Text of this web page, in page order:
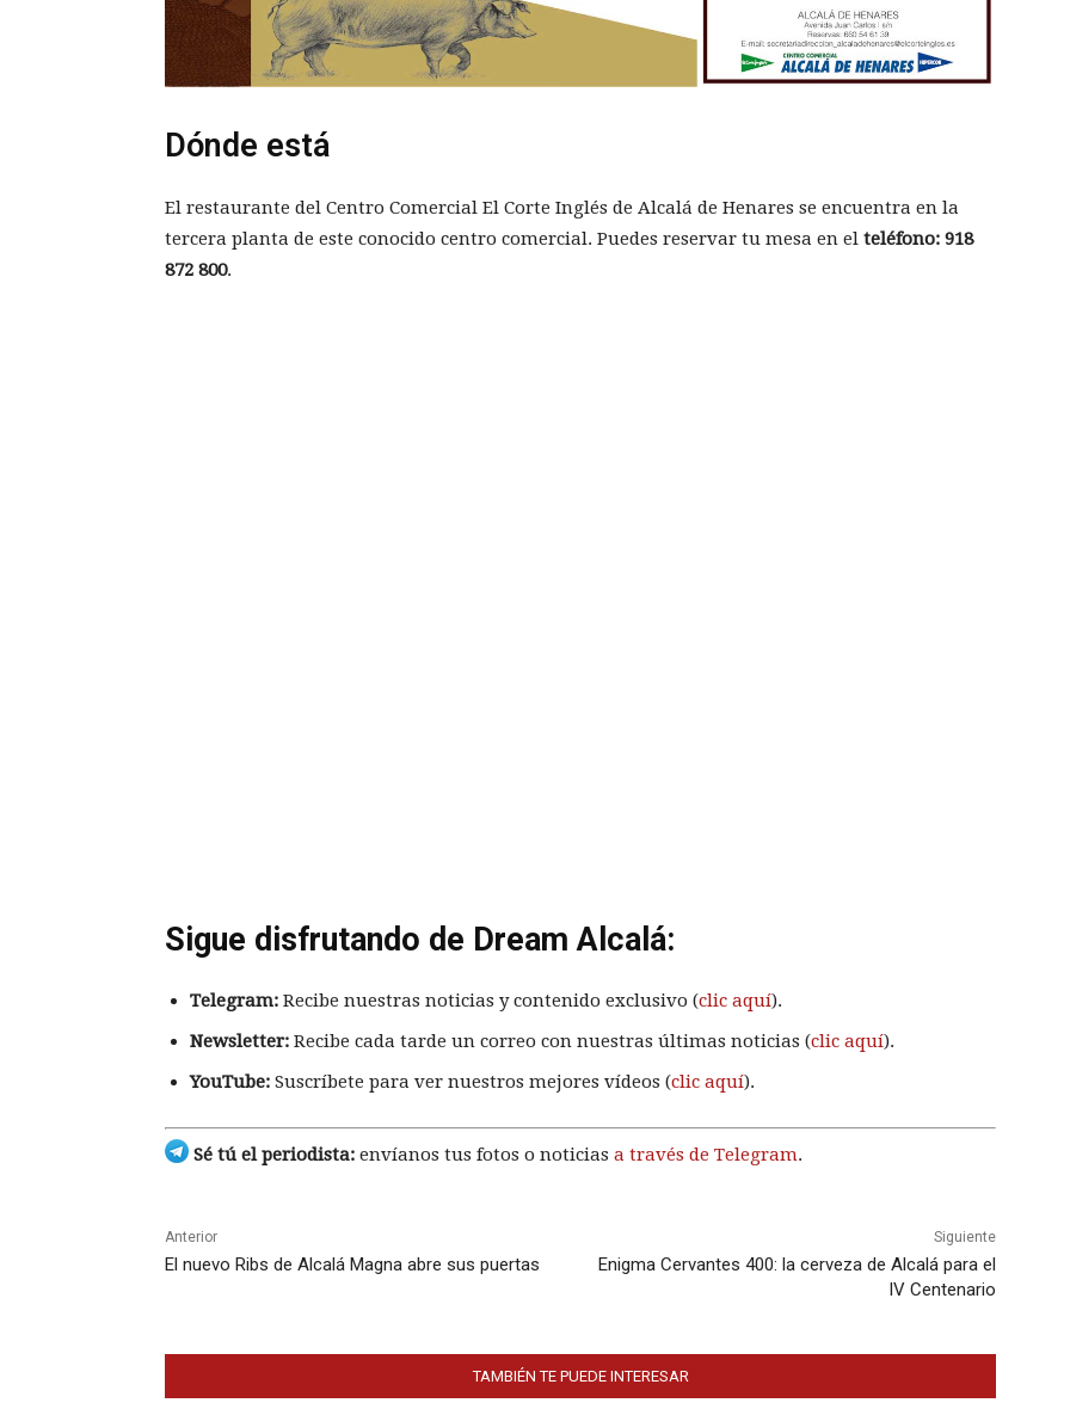
Dónde está
El restaurante del Centro Comercial El Corte Inglés de Alcalá de Henares se encuentra en la
tercera planta de este conocido centro comercial. Puedes reservar tu mesa en el teléfono: 918
872 800.
Sigue disfrutando de Dream Alcalá:
Telegram: Recibe nuestras noticias y contenido exclusivo (clic aquí).
Newsletter: Recibe cada tarde un correo con nuestras últimas noticias (clic aquí).
YouTube: Suscríbete para ver nuestros mejores vídeos (clic aquí).
Sé tú el periodista: envíanos tus fotos o noticias a través de Telegram.
Anterior
El nuevo Ribs de Alcalá Magna abre sus puertas
Siguiente
Enigma Cervantes 400: la cerveza de Alcalá para el
IV Centenario
TAMBIÉN TE PUEDE INTERESAR